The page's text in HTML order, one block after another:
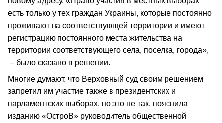
есть только у тех граждан Украины, которые постоянно
проживают на соответствующей территории и имеют
регистрацию постоянного места жительства на
территории соответствующего села, поселка, города»,
– было сказано в решении.
Многие думают, что Верховный суд своим решением
запретил им участие также в президентских и
парламентских выборах, но это не так, пояснила
изданию «ОстроВ» руководитель общественной